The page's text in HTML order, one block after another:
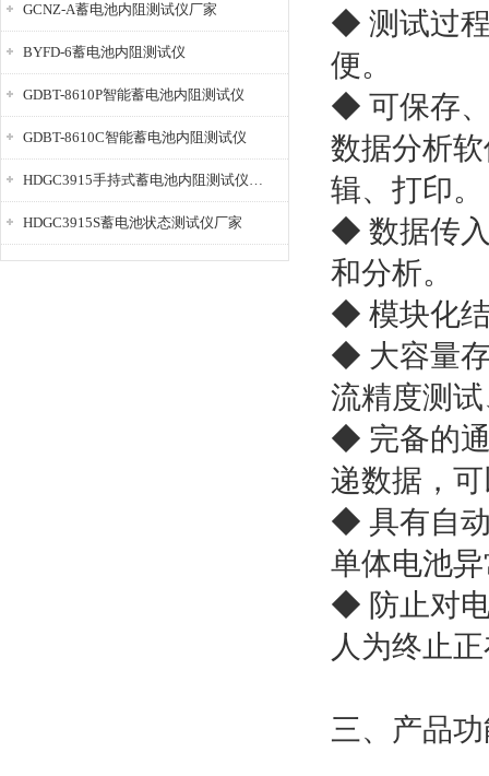
GCNZ-A蓄电池内阻测试仪厂家
BYFD-6蓄电池内阻测试仪
GDBT-8610P智能蓄电池内阻测试仪
GDBT-8610C智能蓄电池内阻测试仪
HDGC3915手持式蓄电池内阻测试仪厂家
HDGC3915S蓄电池状态测试仪厂家
◆ 测试过
便。
◆ 可保存
数据分析
辑、打印。
◆ 数据传
和分析。
◆ 模块化
◆ 大容量
流精度测
◆ 完备的通
递数据，
◆ 具有自
单体电池
◆ 防止对
人为终止
三、产品